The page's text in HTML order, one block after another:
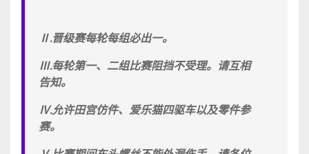
Ⅱ.晋级赛每轮每组必出一。
Ⅲ.每轮第一、二组比赛阻挡不受理。请互相
告知。
Ⅳ.允许田宫仿件、爱乐猫四驱车以及零件参
赛。